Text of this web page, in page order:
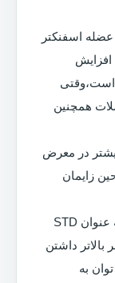
اسفنکتر
همچنین
بیشتر در معرض
زایمان
(عفونت های منتقله از راه مقاربتی)-همچنین به عنوان STD
داشتن
به